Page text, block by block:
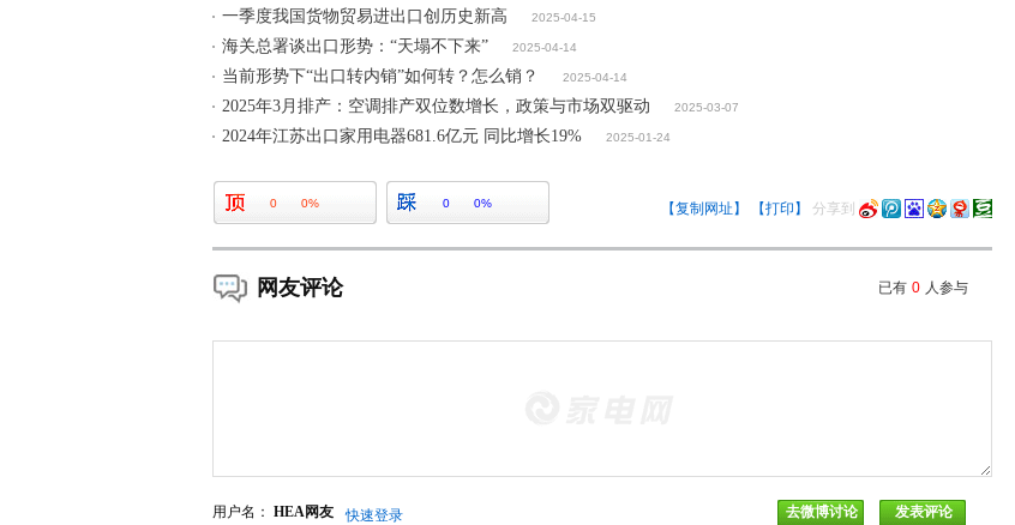
一季度我国货物贸易进出口创历史新高 2025-04-15
海关总署谈出口形势：“天塌不下来” 2025-04-14
当前形势下“出口转内销”如何转？怎么销？ 2025-04-14
2025年3月排产：空调排产双位数增长，政策与市场双驱动 2025-03-07
2024年江苏出口家用电器681.6亿元 同比增长19% 2025-01-24
0 0% 0 0% 【复制网址】 【打印】 分享到
已有 0 人参与
网友评论
用户名： HEA网友 快速登录